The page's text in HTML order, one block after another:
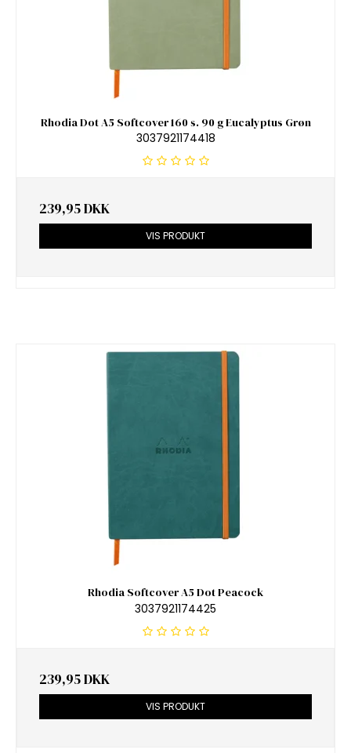
Rhodia Dot A5 Softcover 160 s. 90 g Eucalyptus Grøn
3037921174418
239,95 DKK
VIS PRODUKT
Rhodia Softcover A5 Dot Peacock
3037921174425
239,95 DKK
VIS PRODUKT